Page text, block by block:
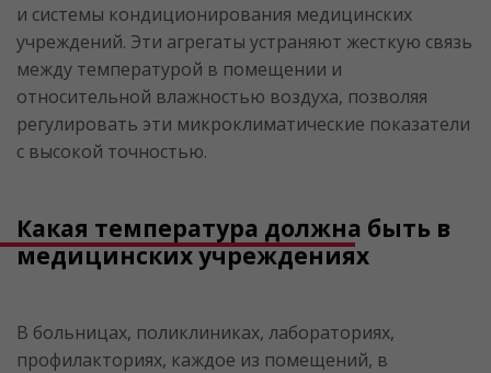
и системы кондиционирования медицинских
учреждений. Эти агрегаты устраняют жесткую связь
между температурой в помещении и
относительной влажностью воздуха, позволяя
регулировать эти микроклиматические показатели
с высокой точностью.
Какая температура должна быть в
медицинских учреждениях
В больницах, поликлиниках, лабораториях,
профилакториях, каждое из помещений, в